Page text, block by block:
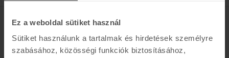
Ez a weboldal sütiket használ
Sütiket használunk a tartalmak és hirdetések személyre
szabásához, közösségi funkciók biztosításához,
E-MAIL